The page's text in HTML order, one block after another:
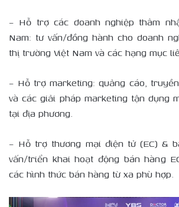
– Hỗ trợ các doanh nghiệp thâm
Nam: tư vấn/đồng hành cho doanh
thị trường Việt Nam và các hạng mục
– Hỗ trợ marketing: quảng cáo,
và các giải pháp marketing tận dụng
tại địa phương.
– Hỗ trợ thương mại điện tử (EC) &
vấn/triển khai hoạt động bán hàng
các hình thức bán hàng từ xa phù hợp.